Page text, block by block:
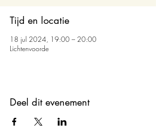
Tijd en locatie
18 jul 2024, 19:00 – 20:00
Lichtenvoorde
Deel dit evenement